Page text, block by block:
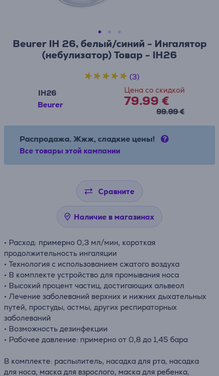
Beurer IH 26, белый/синий - Ингалятор
(небулизатор) Товар - IH26
IH26
Beurer
Цена со скидкой
79.99 €
99.99 €
(3)
Распродажа. Жжж, сладкие цены!
Все товары этой кампании
Сравните
Наличие в магазинах
• Расход: примерно 0,3 мл/мин, короткая
продолжительность ингаляции
• Технология с использованием сжатого воздуха
• В комплекте устройство для промывания носа
• Высокий процент частиц, достигающих альвеол
• Лечение заболеваний верхних и нижних дыхательных
путей, простуды, астмы, других респираторных
заболеваний
• Возможность дезинфекции
• Рабочее давление: примерно от 0,8 до 1,45 бара
В комплекте: распылитель, насадка для рта, насадка
для носа, маска для взрослого, маска для ребенка,